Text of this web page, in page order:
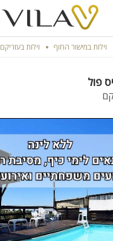
וילות במישור החוף וילות בעזריקם
פול